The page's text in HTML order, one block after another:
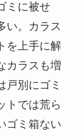
ミに被せ
い。カラス
を上手に解
カラスも増
戸別にゴミ
トでは荒ら
ゴミ箱ない